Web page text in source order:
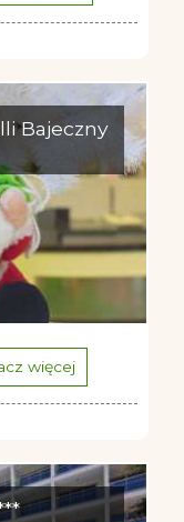
Bajeczny
więcej